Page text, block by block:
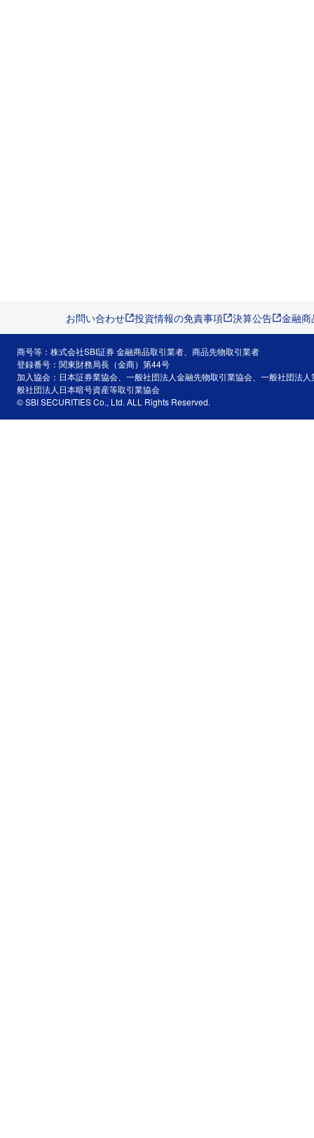
お問い合わせ 投資情報の免責事項 決算公告 金融
商号等：株式会社SBI証券 金融商品取引業者、商品先物取引業者
登録番号：関東財務局長（金商）第44号
加入協会：日本証券業協会、一般社団法人金融先物取引業協会、一般社団法
般社団法人日本暗号資産等取引業協会
© SBI SECURITIES Co., Ltd. ALL Rights Reserved.